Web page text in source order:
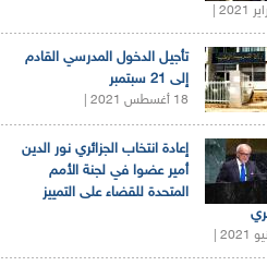
تأجيل الدخول المدرسي القادم
إلى 21 سبتمبر
18 أغسطس 2021 |
إعادة انتخاب الجزائري نور الدين
أمير عضوا في لجنة الأمم
المتحدة للقضاء على التمييز